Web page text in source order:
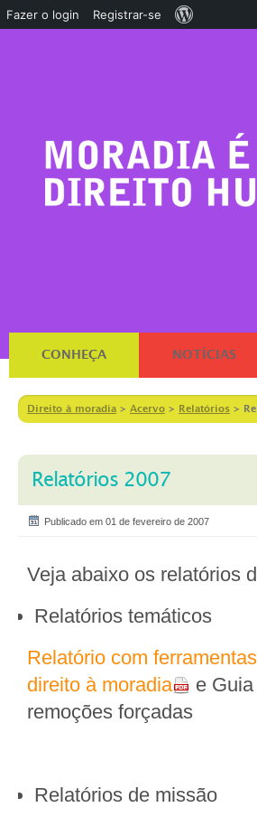
CONHEÇA NOTÍCIAS
Direito à moradia > Acervo > Relatórios >
Relatórios 2007
Publicado em 01 de fevereiro de 2007
Veja abaixo os relatórios
Relatórios temáticos
Relatório com
direito à moradia
e
remoções forçadas
Relatórios de missão
Fazer o login Registrar-se